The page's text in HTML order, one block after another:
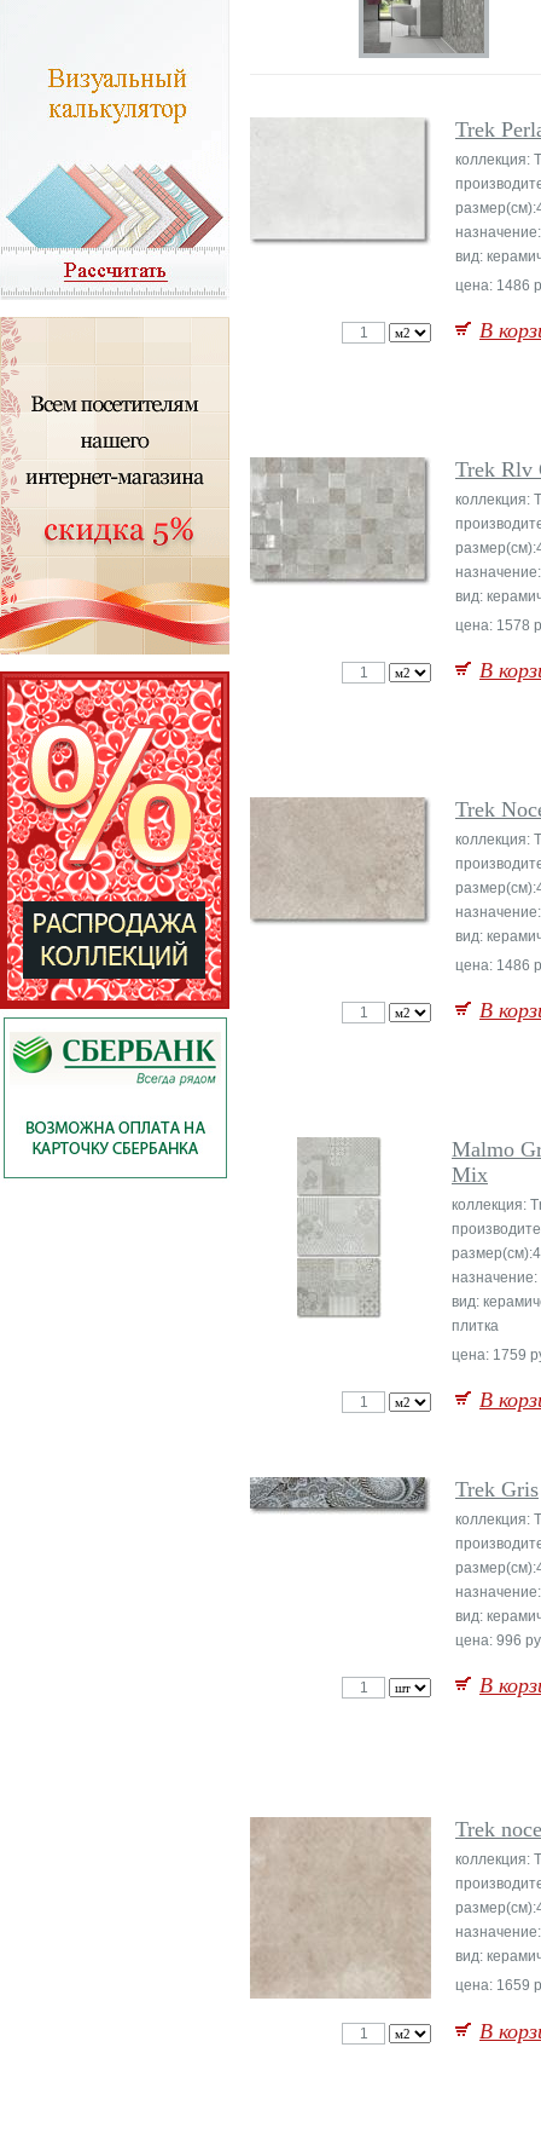
Trek
коллекция:
вид:
цена: 1486
В
Trek Rlv
коллекция:
вид:
цена: 1578
В
Trek
коллекция:
вид:
цена: 1486
В
Malmo
Mix
коллекция:
вид:
плитка
цена: 1759
В
Trek Gris
коллекция:
вид:
цена: 996
В
Trek noce
коллекция:
вид:
цена: 1659
В